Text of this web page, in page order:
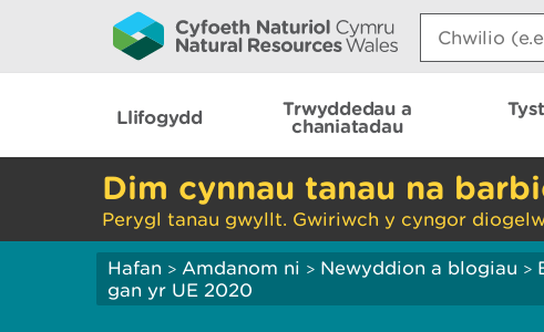
Search:
Llifogydd
Trwyddedau a
chaniatadau
Dim cynnau tanau na
Perygl tanau gwyllt. Gwiriwch y cyngor
Hafan > Amdanom ni > Newyddion a blogiau >
gan yr UE 2020